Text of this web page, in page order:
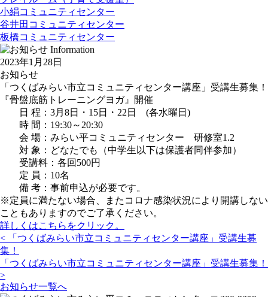
小絹コミュニティセンター
谷井田コミュニティセンター
板橋コミュニティセンター
2023年1月28日
お知らせ
「つくばみらい市立コミュニティセンター講座」受講生募集！
『骨盤底筋トレーニングヨガ』開催
日 程：3月8日・15日・22日 (各水曜日)
時 間：19:30～20:30
会 場：みらい平コミュニティセンター 研修室1.2
対 象：どなたでも（中学生以下は保護者同伴参加）
受講料：各回500円
定 員：10名
備 考：事前申込が必要です。
※定員に満たない場合、またコロナ感染状況により開講しない
こともありますのでご了承ください。
詳しくはこちらをクリック。
投
稿
ナ
ビ
ゲ
< 「つくばみらい市立コミュニティセンター講座」受講生募
集！
「つくばみらい市立コミュニティセンター講座」受講生募集！
>
お知らせ一覧へ